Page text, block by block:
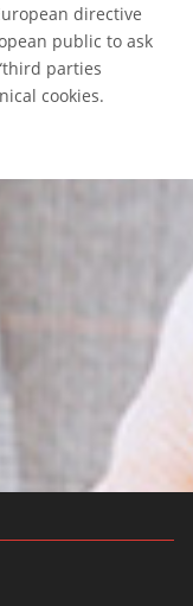
directive
public to ask
parties
cookies.